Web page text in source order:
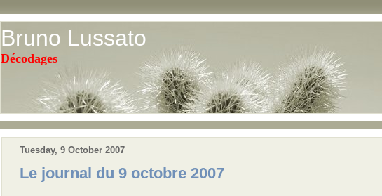
Bruno Lussato
Décodages
Tuesday, 9 October 2007
Le journal du 9 octobre 2007